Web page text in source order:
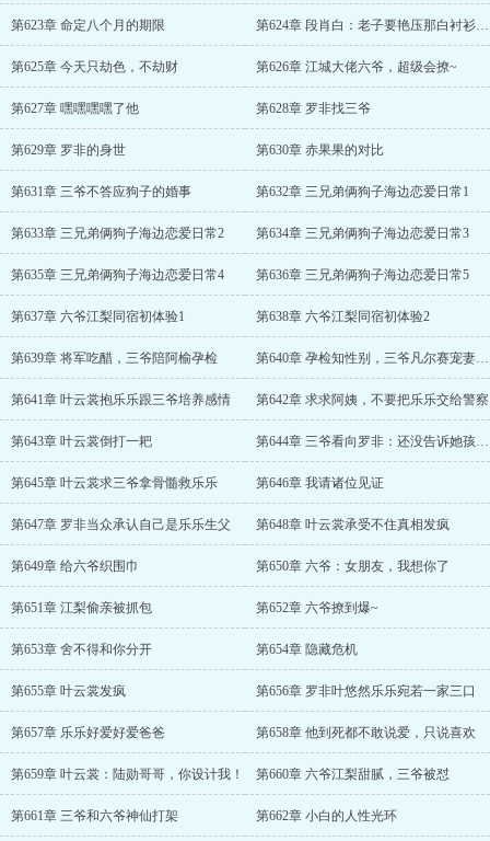
第623章 命定八个月的期限 第624章 段肖白：老子要艳压那白衬衫的！
第625章 今天只劫色，不劫财 第626章 江城大佬六爷，超级会撩~
第627章 嘿嘿嘿嘿了他 第628章 罗非找三爷
第629章 罗非的身世 第630章 赤果果的对比
第631章 三爷不答应狗子的婚事 第632章 三兄弟俩狗子海边恋爱日常1
第633章 三兄弟俩狗子海边恋爱日常2 第634章 三兄弟俩狗子海边恋爱日常3
第635章 三兄弟俩狗子海边恋爱日常4 第636章 三兄弟俩狗子海边恋爱日常5
第637章 六爷江梨同宿初体验1 第638章 六爷江梨同宿初体验2
第639章 将军吃醋，三爷陪阿榆孕检 第640章 孕检知性别，三爷凡尔赛宠妻新高度
第641章 叶云裳抱乐乐跟三爷培养感情 第642章 求求阿姨，不要把乐乐交给警察
第643章 叶云裳倒打一耙 第644章 三爷看向罗非：还没告诉她孩子生父的事？
第645章 叶云裳求三爷拿骨髓救乐乐 第646章 我请诸位见证
第647章 罗非当众承认自己是乐乐生父 第648章 叶云裳承受不住真相发疯
第649章 给六爷织围巾 第650章 六爷：女朋友，我想你了
第651章 江梨偷亲被抓包 第652章 六爷撩到爆~
第653章 舍不得和你分开 第654章 隐藏危机
第655章 叶云裳发疯 第656章 罗非叶悠然乐乐宛若一家三口
第657章 乐乐好爱好爱爸爸 第658章 他到死都不敢说爱，只说喜欢
第659章 叶云裳：陆勋哥哥，你设计我！ 第660章 六爷江梨甜腻，三爷被怼
第661章 三爷和六爷神仙打架 第662章 小白的人性光环